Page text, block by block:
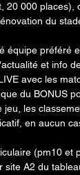
20 000 places),
du
équipe préféré
et info
avec les
du BONUS
les
en aucun
(pm10
site A2 du